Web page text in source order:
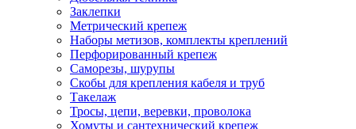
Заклепки
Метрический крепеж
Наборы метизов, комплекты креплений
Перфорированный крепеж
Саморезы, шурупы
Скобы для крепления кабеля и труб
Такелаж
Тросы, цепи, веревки, проволока
Хомуты и сантехнический крепеж